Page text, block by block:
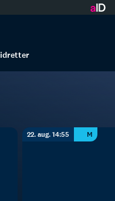
22. aug. 14:55 M